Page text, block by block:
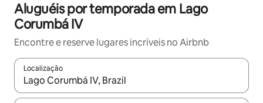
Aluguéis por temporada em Lago
Corumbá IV
Encontre e reserve lugares incríveis no Airbnb
Localização
Quando os resultados estiverem disponíveis, explore-os